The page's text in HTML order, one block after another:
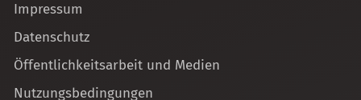
Impressum
Datenschutz
Öffentlichkeitsarbeit und Medien
Nutzungsbedingungen